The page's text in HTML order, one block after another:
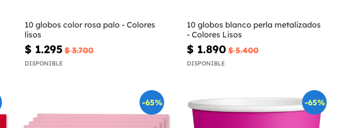
10 globos color rosa palo - Colores
lisos
$ 1.295 $ 3.700
DISPONIBLE
10 globos blanco perla metalizados
- Colores Lisos
$ 1.890 $ 5.400
DISPONIBLE
-65% -65%